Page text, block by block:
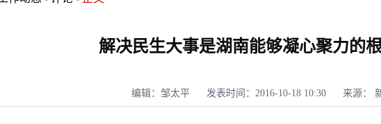
解决民生大事是湖南能够凝心聚力的
编辑：邹太平 发表时间：2016-10-18 10:30 来源：